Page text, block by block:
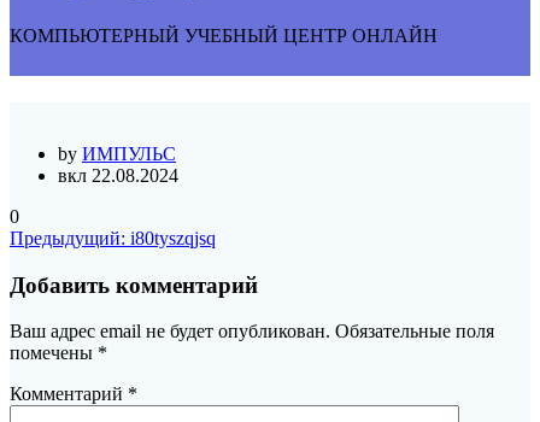
КОМПЬЮТЕРНЫЙ УЧЕБНЫЙ ЦЕНТР ОНЛАЙН
by ИМПУЛЬС
вкл 22.08.2024
0
Навигация
по
записям
Предыдущий: Предыдущая
i80tyszqjsq
Добавить комментарий
Ваш адрес email не будет опубликован. Обязательные поля
помечены *
Комментарий *